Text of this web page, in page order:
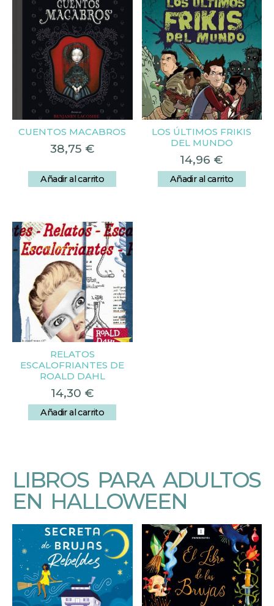
CUENTOS MACABROS
38,75 €
Añadir al carrito
LOS ÚLTIMOS FRIKIS
DEL MUNDO
14,96 €
Añadir al carrito
RELATOS
ESCALOFRIANTES DE
ROALD DAHL
14,30 €
Añadir al carrito
LIBROS PARA ADULTOS
EN HALLOWEEN